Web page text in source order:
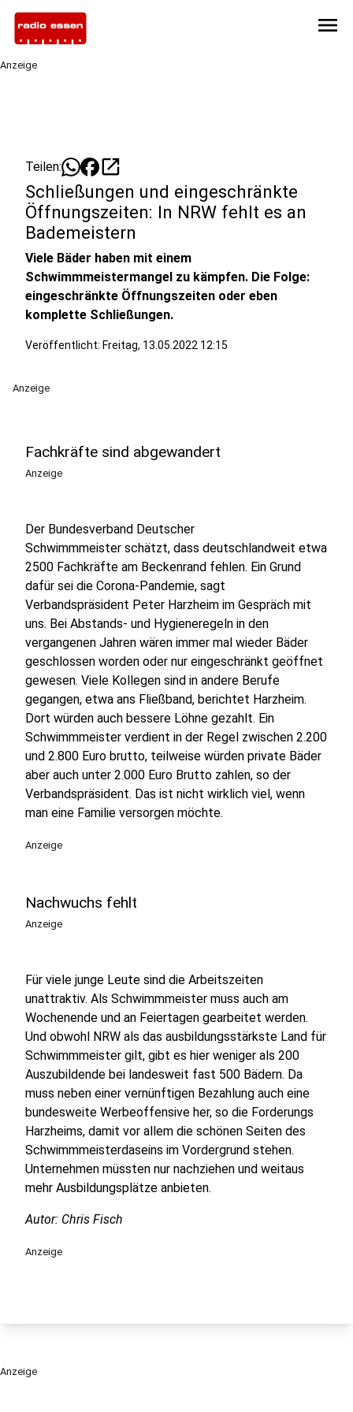
menu
Anzeige
Teilen: open_in_new
Schließungen und eingeschränkte
Öffnungszeiten: In NRW fehlt es an
Bademeistern
Viele Bäder haben mit einem
Schwimmmeistermangel zu kämpfen. Die Folge:
eingeschränkte Öffnungszeiten oder eben
komplette Schließungen.
Veröffentlicht: Freitag, 13.05.2022 12:15
Anzeige
Fachkräfte sind abgewandert
Anzeige
Der Bundesverband Deutscher
Schwimmmeister schätzt, dass deutschlandweit etwa
2500 Fachkräfte am Beckenrand fehlen. Ein Grund
dafür sei die Corona-Pandemie, sagt
Verbandspräsident Peter Harzheim im Gespräch mit
uns. Bei Abstands- und Hygieneregeln in den
vergangenen Jahren wären immer mal wieder Bäder
geschlossen worden oder nur eingeschränkt geöffnet
gewesen. Viele Kollegen sind in andere Berufe
gegangen, etwa ans Fließband, berichtet Harzheim.
Dort würden auch bessere Löhne gezahlt. Ein
Schwimmmeister verdient in der Regel zwischen 2.200
und 2.800 Euro brutto, teilweise würden private Bäder
aber auch unter 2.000 Euro Brutto zahlen, so der
Verbandspräsident. Das ist nicht wirklich viel, wenn
man eine Familie versorgen möchte.
Anzeige
Nachwuchs fehlt
Anzeige
Für viele junge Leute sind die Arbeitszeiten
unattraktiv. Als Schwimmmeister muss auch am
Wochenende und an Feiertagen gearbeitet werden.
Und obwohl NRW als das ausbildungsstärkste Land für
Schwimmmeister gilt, gibt es hier weniger als 200
Auszubildende bei landesweit fast 500 Bädern. Da
muss neben einer vernünftigen Bezahlung auch eine
bundesweite Werbeoffensive her, so die Forderungs
Harzheims, damit vor allem die schönen Seiten des
Schwimmmeisterdaseins im Vordergrund stehen.
Unternehmen müssten nur nachziehen und weitaus
mehr Ausbildungsplätze anbieten.
Autor: Chris Fisch
Anzeige
Anzeige